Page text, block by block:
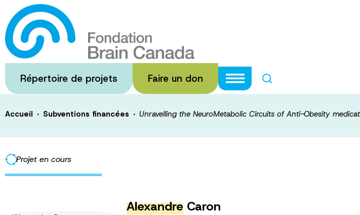
Passer
au
contenu
principal
Répertoire de projets Faire un don
Unravelling the
Obesity medications
Accueil · Subventions financées · Unravelling the NeuroMetabolic Circuits of Anti-Obesity
Projet en cours
Alexandre Caron